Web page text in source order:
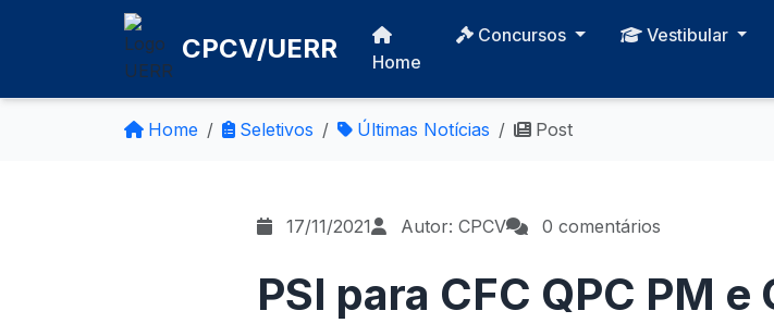
CPCV/UERR Home
Concursos Vestibular
Home Seletivos Últimas Notícias Post
17/11/2021 Autor: CPCV 0 comentários
PSI para CFC QPC PM e